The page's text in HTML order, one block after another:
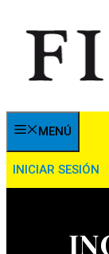
MENÚ
INICIAR SESIÓN